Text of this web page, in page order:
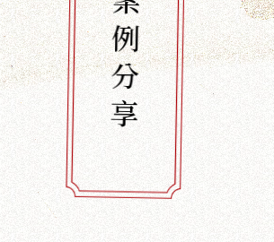
案例分享